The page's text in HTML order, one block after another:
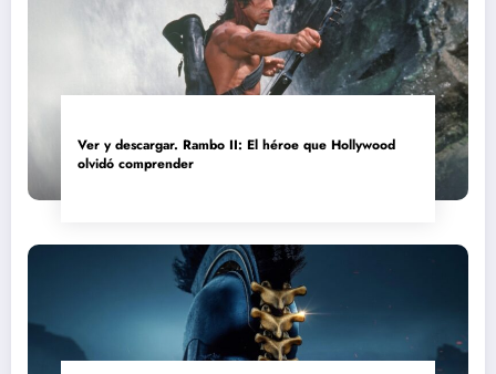
Ver y descargar. Rambo II: El héroe que Hollywood
olvidó comprender